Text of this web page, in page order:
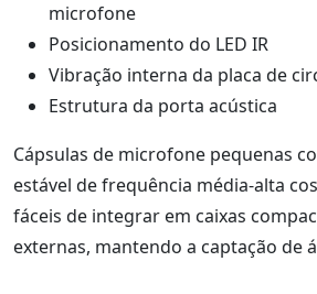
microfone
Posicionamento do LED IR
Vibração interna da placa de
Estrutura da porta acústica
Cápsulas de microfone pequenas
estável de frequência média-alta
fáceis de integrar em caixas
externas, mantendo a captação de